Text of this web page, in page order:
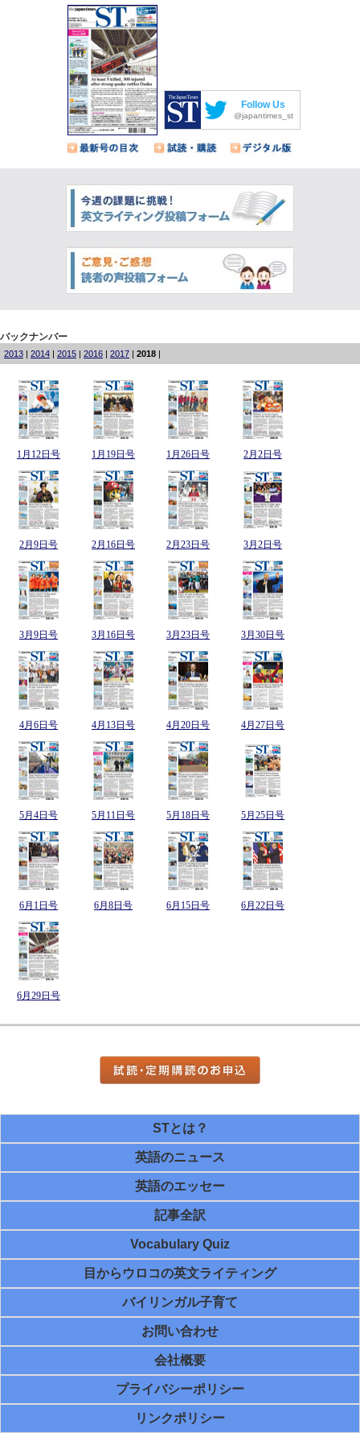
Follow Us
@japantimes_st
バックナンバー
2013 2014 2015 2016 2017 2018
1月12日号 1月19日号 1月26日号 2月2日号
2月9日号 2月16日号 2月23日号 3月2日号
3月9日号 3月16日号 3月23日号 3月30日号
4月6日号 4月13日号 4月20日号 4月27日号
5月4日号 5月11日号 5月18日号 5月25日号
6月1日号 6月8日号 6月15日号 6月22日号
6月29日号
STとは？
英語のニュース
英語のエッセー
記事全訳
Vocabulary Quiz
目からウロコの英文ライティング
バイリンガル子育て
お問い合わせ
会社概要
プライバシーポリシー
リンクポリシー